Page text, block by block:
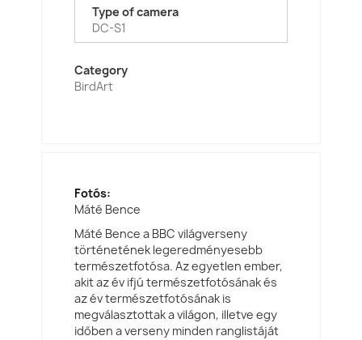
Type of camera
DC-S1
Category
BirdArt
Fotós:
Máté Bence
Máté Bence a BBC világverseny
történetének legeredményesebb
természetfotósa. Az egyetlen ember,
akit az év ifjú természetfotósának és
az év természetfotósának is
megválasztottak a világon, illetve egy
időben a verseny minden ranglistáját